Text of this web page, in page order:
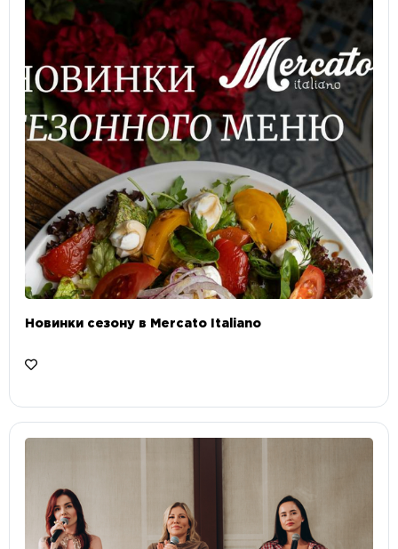
Новинки сезону в Mercato Italiano